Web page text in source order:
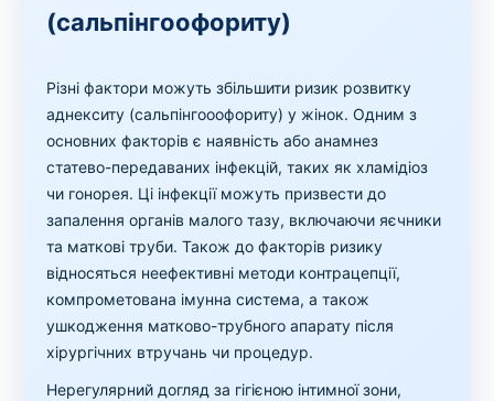
(сальпінгоофориту)
Різні фактори можуть збільшити ризик розвитку
аднекситу (сальпінгооофориту) у жінок. Одним з
основних факторів є наявність або анамнез
статево-передаваних інфекцій, таких як хламідіоз
чи гонорея. Ці інфекції можуть призвести до
запалення органів малого тазу, включаючи яєчники
та маткові труби. Також до факторів ризику
відносяться неефективні методи контрацепції,
компрометована імунна система, а також
ушкодження матково-трубного апарату після
хірургічних втручань чи процедур.
Нерегулярний догляд за гігієною інтимної зони,